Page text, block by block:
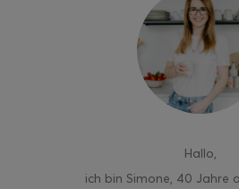
Hallo,
ich bin Simone, 40 Jahre